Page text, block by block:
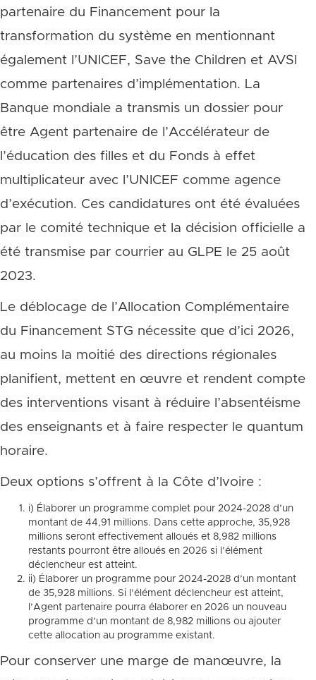
partenaire du Financement pour la
transformation du système en mentionnant
également l’UNICEF, Save the Children et AVSI
comme partenaires d’implémentation. La
Banque mondiale a transmis un dossier pour
être Agent partenaire de l’Accélérateur de
l’éducation des filles et du Fonds à effet
multiplicateur avec l’UNICEF comme agence
d’exécution. Ces candidatures ont été évaluées
par le comité technique et la décision officielle a
été transmise par courrier au GLPE le 25 août
2023.
Le déblocage de l’Allocation Complémentaire
du Financement STG nécessite que d’ici 2026,
au moins la moitié des directions régionales
planifient, mettent en œuvre et rendent compte
des interventions visant à réduire l’absentéisme
des enseignants et à faire respecter le quantum
horaire.
Deux options s’offrent à la Côte d’Ivoire :
i) Élaborer un programme complet pour 2024-2028 d’un
montant de 44,91 millions. Dans cette approche, 35,928
millions seront effectivement alloués et 8,982 millions
restants pourront être alloués en 2026 si l’élément
déclencheur est atteint.
ii) Élaborer un programme pour 2024-2028 d’un montant
de 35,928 millions. Si l’élément déclencheur est atteint,
l’Agent partenaire pourra élaborer en 2026 un nouveau
programme d’un montant de 8,982 millions ou ajouter
cette allocation au programme existant.
Pour conserver une marge de manœuvre, la